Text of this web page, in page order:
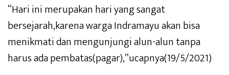
“Hari ini merupakan hari yang sangat
bersejarah,karena warga Indramayu akan bisa
menikmati dan mengunjungi alun-alun tanpa
harus ada pembatas(pagar),”ucapnya(19/5/2021)